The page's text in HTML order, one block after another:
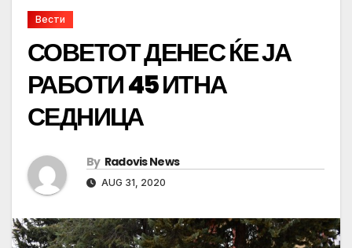
Вести
СОВЕТОТ ДЕНЕС ЌЕ ЈА
РАБОТИ 45 ИТНА
СЕДНИЦА
By Radovis News
AUG 31, 2020